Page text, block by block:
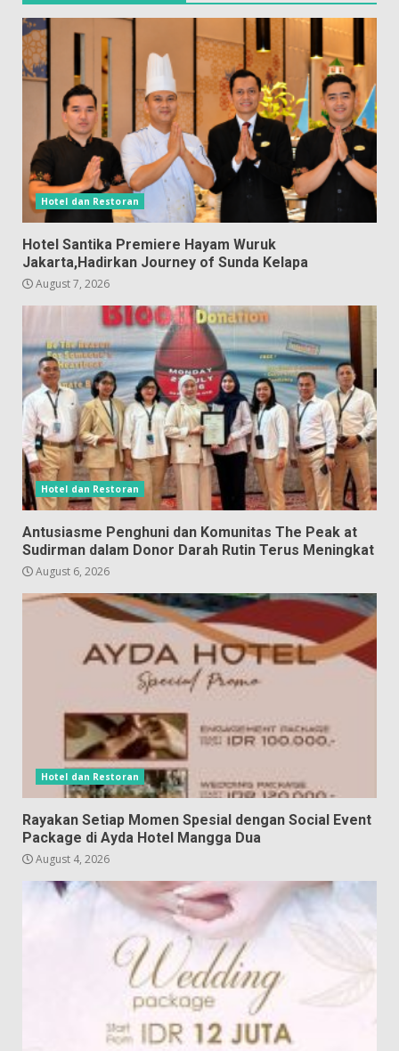
Hotel dan Restoran
Hotel Santika Premiere Hayam Wuruk
Jakarta,Hadirkan Journey of Sunda Kelapa
August 7, 2026
Hotel dan Restoran
Antusiasme Penghuni dan Komunitas The Peak at
Sudirman dalam Donor Darah Rutin Terus Meningkat
August 6, 2026
Hotel dan Restoran
Rayakan Setiap Momen Spesial dengan Social Event
Package di Ayda Hotel Mangga Dua
August 4, 2026